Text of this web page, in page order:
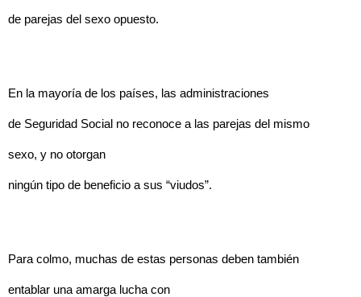
de parejas del sexo opuesto.
En la mayoría de los países, las administraciones
de Seguridad Social no reconoce a las parejas del mismo
sexo, y no otorgan
ningún tipo de beneficio a sus “viudos”.
Para colmo, muchas de estas personas deben también
entablar una amarga lucha con